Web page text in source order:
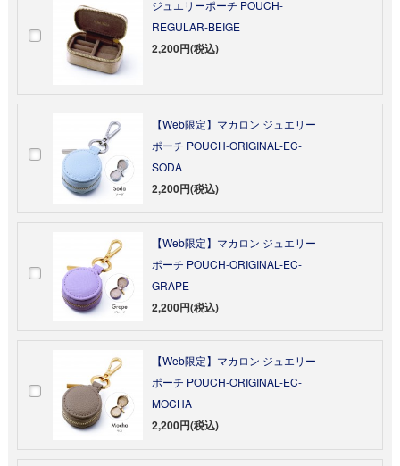
ジュエリーポーチ POUCH-
REGULAR-BEIGE
2,200円(税込)
【Web限定】マカロン ジュエリー
ポーチ POUCH-ORIGINAL-EC-
SODA
2,200円(税込)
【Web限定】マカロン ジュエリー
ポーチ POUCH-ORIGINAL-EC-
GRAPE
2,200円(税込)
【Web限定】マカロン ジュエリー
ポーチ POUCH-ORIGINAL-EC-
MOCHA
2,200円(税込)